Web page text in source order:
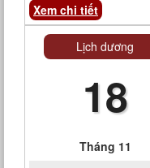
Xem chi tiết
Lịch dương
18
Tháng 11